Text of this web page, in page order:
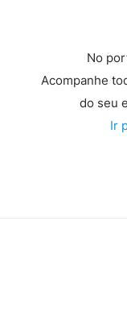
No
Acompanhe
do seu
Ir